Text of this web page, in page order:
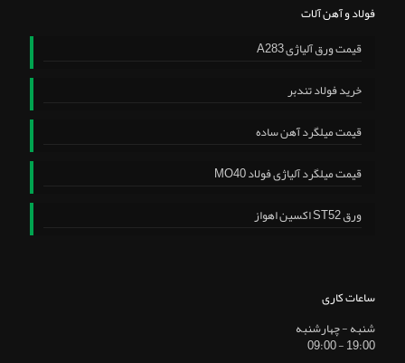
فولاد و آهن آلات
قیمت ورق آلیاژی A283
خرید فولاد تندبر
قیمت میلگرد آهن ساده
قیمت میلگرد آلیاژی فولاد MO40
ورق ST52 اکسین اهواز
ساعات کاری
شنبه - چهارشنبه
19:00 - 09:00